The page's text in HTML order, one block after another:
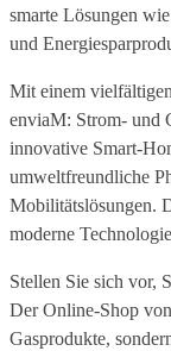
smarte Lösungen
und
Mit einem
enviaM: Strom- und
innovative Smart-
umweltfreundliche
Mobilitätslösungen.
moderne
Stellen Sie sich vor,
Der Online-Shop
Gasprodukte,